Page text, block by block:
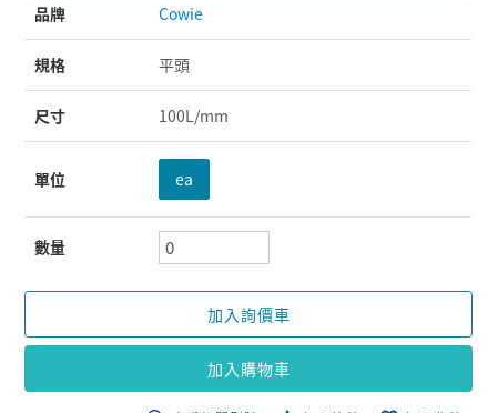
品牌 Cowie
規格 平頭
尺寸 100L/mm
單位 ea
數量
加入詢價車
加入購物車